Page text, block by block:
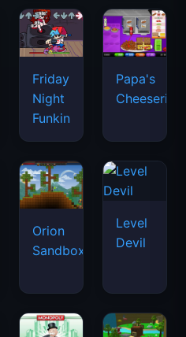
Friday
Night
Funkin
Papa's
Cheeseria
Orion
Sandbox
Level
Devil